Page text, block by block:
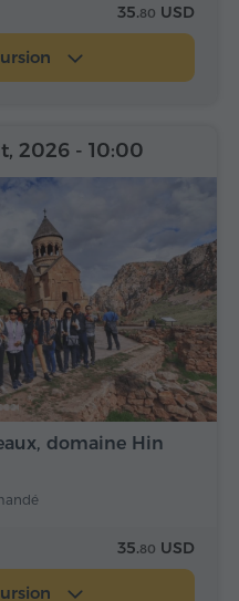
35.80 USD
domaine Hin
2026 - 10:00
35.80 USD